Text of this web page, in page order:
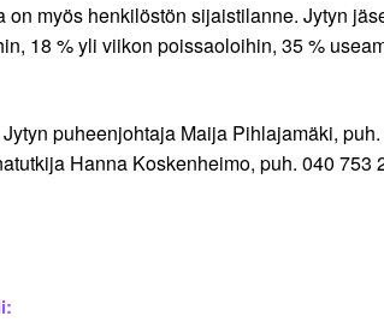
on myös henkilöstön sijaistilanne. Jytyn
18 % yli viikon poissaoloihin, 35 %
puheenjohtaja Maija Pihlajamäki,
Hanna Koskenheimo, puh. 040